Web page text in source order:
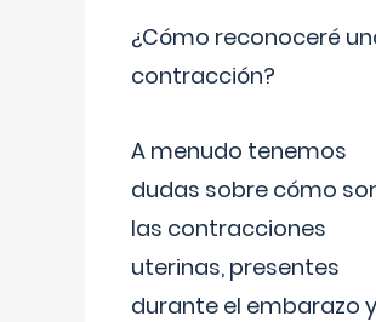
¿Cómo reconoceré
contracción?
A menudo tenemos
dudas sobre cómo
las contracciones
uterinas, presentes
durante el embarazo